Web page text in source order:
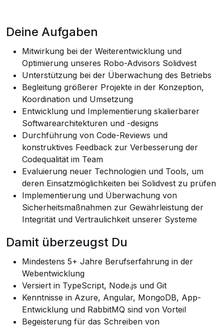
Deine Aufgaben
Mitwirkung bei der Weiterentwicklung und
Optimierung unseres Robo-Advisors Solidvest
Unterstützung bei der Überwachung des Betriebs
Begleitung größerer Projekte in der Konzeption,
Koordination und Umsetzung
Entwicklung und Implementierung skalierbarer
Softwarearchitekturen und -designs
Durchführung von Code-Reviews und
konstruktives Feedback zur Verbesserung der
Codequalität im Team
Evaluierung neuer Technologien und Tools, um
deren Einsatzmöglichkeiten bei Solidvest zu prüfen
Implementierung und Überwachung von
Sicherheitsmaßnahmen zur Gewährleistung der
Integrität und Vertraulichkeit unserer Systeme
Damit überzeugst Du
Mindestens 5+ Jahre Berufserfahrung in der
Webentwicklung
Versiert in TypeScript, Node.js und Git
Kenntnisse in Azure, Angular, MongoDB, App-
Entwicklung und RabbitMQ sind von Vorteil
Begeisterung für das Schreiben von